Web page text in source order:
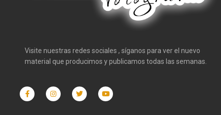
Visite nuestras redes sociales , síganos para ver el nuevo
material que producimos y publicamos todas las semanas.